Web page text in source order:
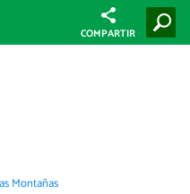
COMPARTIR
Montañas